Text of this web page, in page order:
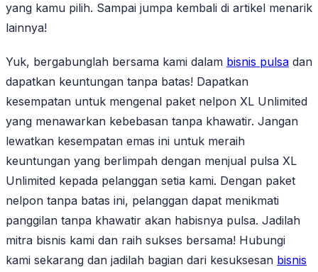
yang kamu pilih. Sampai jumpa kembali di artikel menarik
lainnya!
Yuk, bergabunglah bersama kami dalam bisnis pulsa dan
dapatkan keuntungan tanpa batas! Dapatkan
kesempatan untuk mengenal paket nelpon XL Unlimited
yang menawarkan kebebasan tanpa khawatir. Jangan
lewatkan kesempatan emas ini untuk meraih
keuntungan yang berlimpah dengan menjual pulsa XL
Unlimited kepada pelanggan setia kami. Dengan paket
nelpon tanpa batas ini, pelanggan dapat menikmati
panggilan tanpa khawatir akan habisnya pulsa. Jadilah
mitra bisnis kami dan raih sukses bersama! Hubungi
kami sekarang dan jadilah bagian dari kesuksesan bisnis